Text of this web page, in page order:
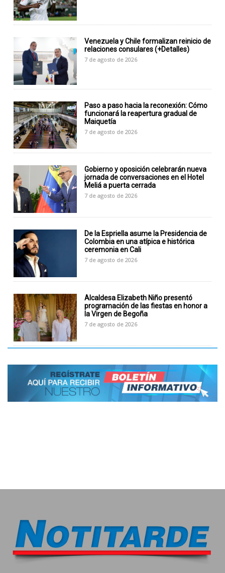
Venezuela y Chile formalizan reinicio de
relaciones consulares (+Detalles)
7 de agosto de 2026
Paso a paso hacia la reconexión: Cómo
funcionará la reapertura gradual de
Maiquetía
7 de agosto de 2026
Gobierno y oposición celebrarán nueva
jornada de conversaciones en el Hotel
Meliá a puerta cerrada
7 de agosto de 2026
De la Espriella asume la Presidencia de
Colombia en una atípica e histórica
ceremonia en Cali
7 de agosto de 2026
Alcaldesa Elizabeth Niño presentó
programación de las fiestas en honor a
la Virgen de Begoña
7 de agosto de 2026